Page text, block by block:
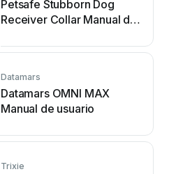
Petsafe Stubborn Dog
Receiver Collar Manual de
Datamars
Datamars OMNI MAX
Manual de usuario
Trixie